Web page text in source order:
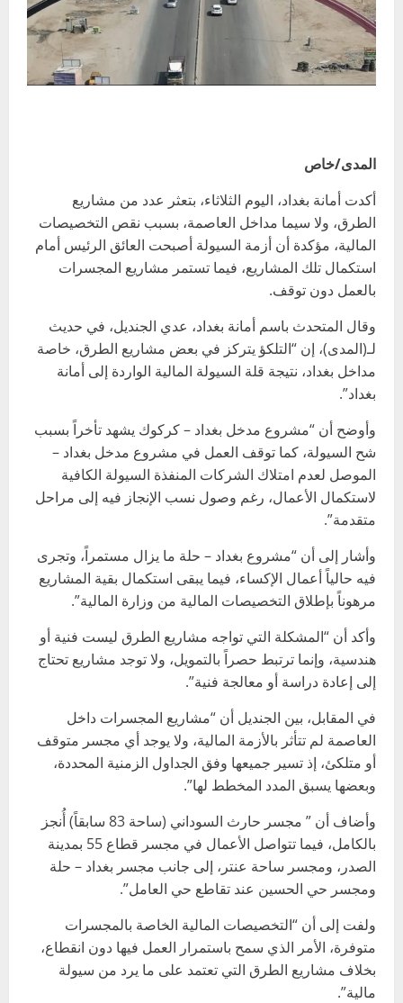
المدى/خاص
أكدت أمانة بغداد، اليوم الثلاثاء، بتعثر عدد من مشاريع
الطرق، ولا سيما مداخل العاصمة، بسبب نقص التخصيصات
المالية، مؤكدة أن أزمة السيولة أصبحت العائق الرئيس أمام
استكمال تلك المشاريع، فيما تستمر مشاريع المجسرات
بالعمل دون توقف.
وقال المتحدث باسم أمانة بغداد، عدي الجنديل، في حديث
لـ(المدى)، إن “التلكؤ يتركز في بعض مشاريع الطرق، خاصة
مداخل بغداد، نتيجة قلة السيولة المالية الواردة إلى أمانة
بغداد”.
وأوضح أن “مشروع مدخل بغداد – كركوك يشهد تأخراً بسبب
شح السيولة، كما توقف العمل في مشروع مدخل بغداد –
الموصل لعدم امتلاك الشركات المنفذة السيولة الكافية
لاستكمال الأعمال، رغم وصول نسب الإنجاز فيه إلى مراحل
متقدمة”.
وأشار إلى أن “مشروع بغداد – حلة ما يزال مستمراً، وتجرى
فيه حالياً أعمال الإكساء، فيما يبقى استكمال بقية المشاريع
مرهوناً بإطلاق التخصيصات المالية من وزارة المالية”.
وأكد أن “المشكلة التي تواجه مشاريع الطرق ليست فنية أو
هندسية، وإنما ترتبط حصراً بالتمويل، ولا توجد مشاريع تحتاج
إلى إعادة دراسة أو معالجة فنية”.
في المقابل، بين الجنديل أن “مشاريع المجسرات داخل
العاصمة لم تتأثر بالأزمة المالية، ولا يوجد أي مجسر متوقف
أو متلكئ، إذ تسير جميعها وفق الجداول الزمنية المحددة،
وبعضها يسبق المدد المخطط لها”.
وأضاف أن ” مجسر حارث السوداني (ساحة 83 سابقاً) أُنجز
بالكامل، فيما تتواصل الأعمال في مجسر قطاع 55 بمدينة
الصدر، ومجسر ساحة عنتر، إلى جانب مجسر بغداد – حلة
ومجسر حي الحسين عند تقاطع حي العامل”.
ولفت إلى أن “التخصيصات المالية الخاصة بالمجسرات
متوفرة، الأمر الذي سمح باستمرار العمل فيها دون انقطاع،
بخلاف مشاريع الطرق التي تعتمد على ما يرد من سيولة
مالية”.